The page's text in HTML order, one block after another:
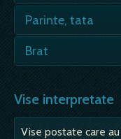
-
-…
Parinte, tata
insemna
Mai mult despre
Brat
initiativa,
solicitari
probleme…
Vise interpretate
Vise postate care